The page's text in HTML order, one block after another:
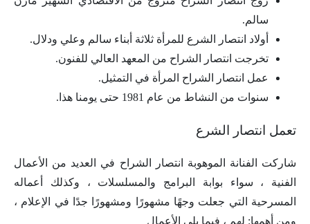
سالم.
أولاد انتصار الشرع للمرأة ثلاثة أبناء سالم وعلي ودلال.
تخرجت انتصار الشراح من المعهد العالي للفنون.
عمل انتصار الشراح المرأة في التمثيل.
سنوات من النشاط من عام 1981 حتى يومنا هذا.
تعمل انتصار الشرع
شاركت الفنانة الموهوبة انتصار الشراح في العديد من الأعمال
الفنية ، سواء بوابة البرامج والمسلسلات ، وكذلك أعماله
المسرحية التي جعلت وجهًا مشهورًا ومشهورًا جدًا في الإعلام ،
ومن أهمها: لهم ، فيما يلي الأعمال